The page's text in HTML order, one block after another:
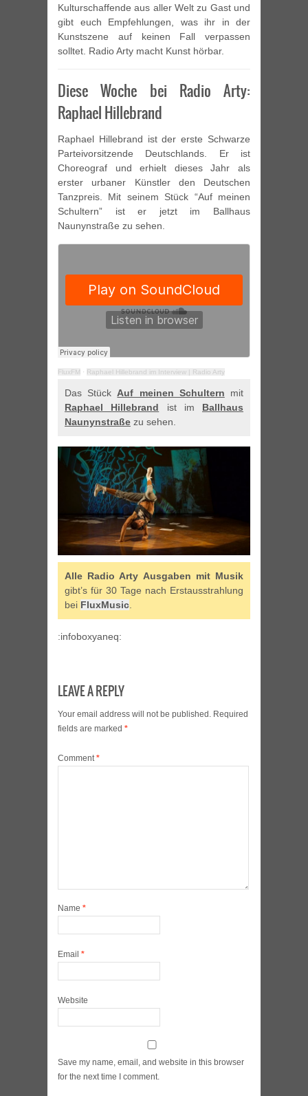
Kulturschaffende aus aller Welt zu Gast und
gibt euch Empfehlungen, was ihr in der
Kunstszene auf keinen Fall verpassen
solltet. Radio Arty macht Kunst hörbar.
Diese Woche bei Radio Arty:
Raphael Hillebrand
Raphael Hillebrand ist der erste Schwarze
Parteivorsitzende Deutschlands. Er ist
Choreograf und erhielt dieses Jahr als
erster urbaner Künstler den Deutschen
Tanzpreis. Mit seinem Stück “Auf meinen
Schultern” ist er jetzt im Ballhaus
Naunynstraße zu sehen.
FluxFM · Raphael Hillebrand im Interview | Radio Arty
Das StückAuf meinen Schultern mit
Raphael Hillebrand ist im Ballhaus
Naunynstraße zu sehen.
Alle Radio Arty Ausgaben mit Musik
gibt’s für 30 Tage nach Erstausstrahlung
bei FluxMusic
:infoboxyaneq:
LEAVE A REPLY
Your email address will not be published. Required
fields are marked *
Comment*
Name *
Email *
Website
Save my name, email, and website in this browser
for the next time I comment.